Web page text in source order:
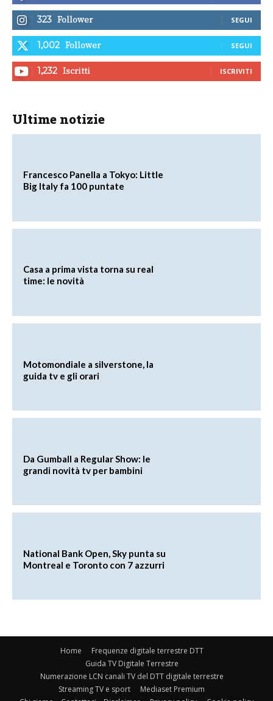
323 Follower SEGUI
1,002 Follower SEGUI
1,232 Iscritti ISCRIVITI
Ultime notizie
Francesco Panella a Tokyo: Little
Big Italy fa 100 puntate
Casa a prima vista torna su real
time: le novità
Motomondiale a silverstone, la
guida tv e gli orari
Da Gumball a Regular Show: le
grandi novità tv per bambini
National Bank Open, Sky punta su
Montreal e Toronto con 7 azzurri
Home
Frequenze digitale terrestre DTT
Guida TV Digitale Terrestre
Numerazione LCN canali TV del DTT digitale terrestre
Streaming TV e sport
Mediaset Premium